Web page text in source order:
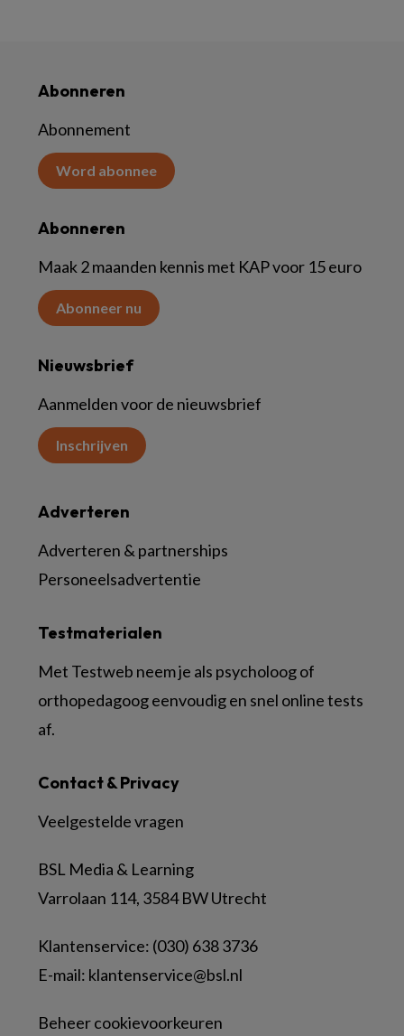
Abonneren
Abonnement
Word abonnee
Abonneren
Maak 2 maanden kennis met KAP voor 15 euro
Abonneer nu
Nieuwsbrief
Aanmelden voor de nieuwsbrief
Inschrijven
Contact & Privacy
Veelgestelde vragen
BSL Media & Learning
Varrolaan 114, 3584 BW Utrecht
Klantenservice: (030) 638 3736
E-mail: klantenservice@bsl.nl
Beheer cookievoorkeuren
Testmaterialen
Met Testweb neem je als psycholoog of
orthopedagoog eenvoudig en snel online tests
af.
Adverteren
Adverteren & partnerships
Personeelsadvertentie